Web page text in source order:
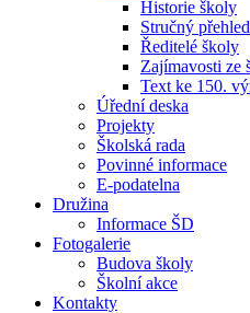
Historie školy
Stručný přehled
Ředitelé školy
Zajímavosti ze
Text ke 150.
Úřední deska
Projekty
Školská rada
Povinné informace
E-podatelna
Družina
Informace ŠD
Fotogalerie
Budova školy
Školní akce
Kontakty